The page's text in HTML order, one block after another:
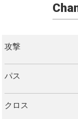
攻撃
パス
クロス